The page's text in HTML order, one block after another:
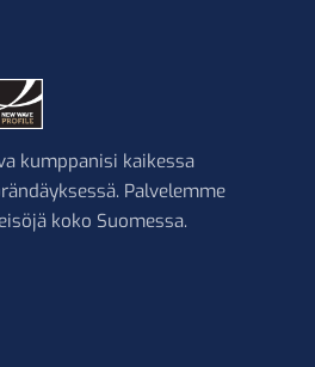
kumppanisi kaikessa
Palvelemme
koko Suomessa.